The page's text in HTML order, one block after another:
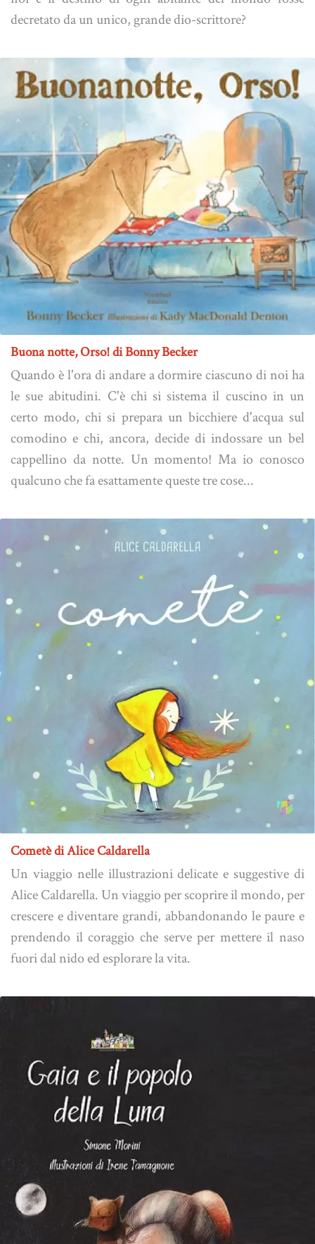
decretato da un unico, grande dio-scrittore?
Buona notte, Orso! di Bonny Becker
Quando è l'ora di andare a dormire ciascuno di noi ha
le sue abitudini. C'è chi si sistema il cuscino in un
certo modo, chi si prepara un bicchiere d'acqua sul
comodino e chi, ancora, decide di indossare un bel
cappellino da notte. Un momento! Ma io conosco
qualcuno che fa esattamente queste tre cose...
Cometè di Alice Caldarella
Un viaggio nelle illustrazioni delicate e suggestive di
Alice Caldarella. Un viaggio per scoprire il mondo, per
crescere e diventare grandi, abbandonando le paure e
prendendo il coraggio che serve per mettere il naso
fuori dal nido ed esplorare la vita.